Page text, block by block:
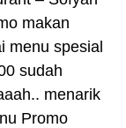
makan
menu spesial
sudah
menarik
Promo